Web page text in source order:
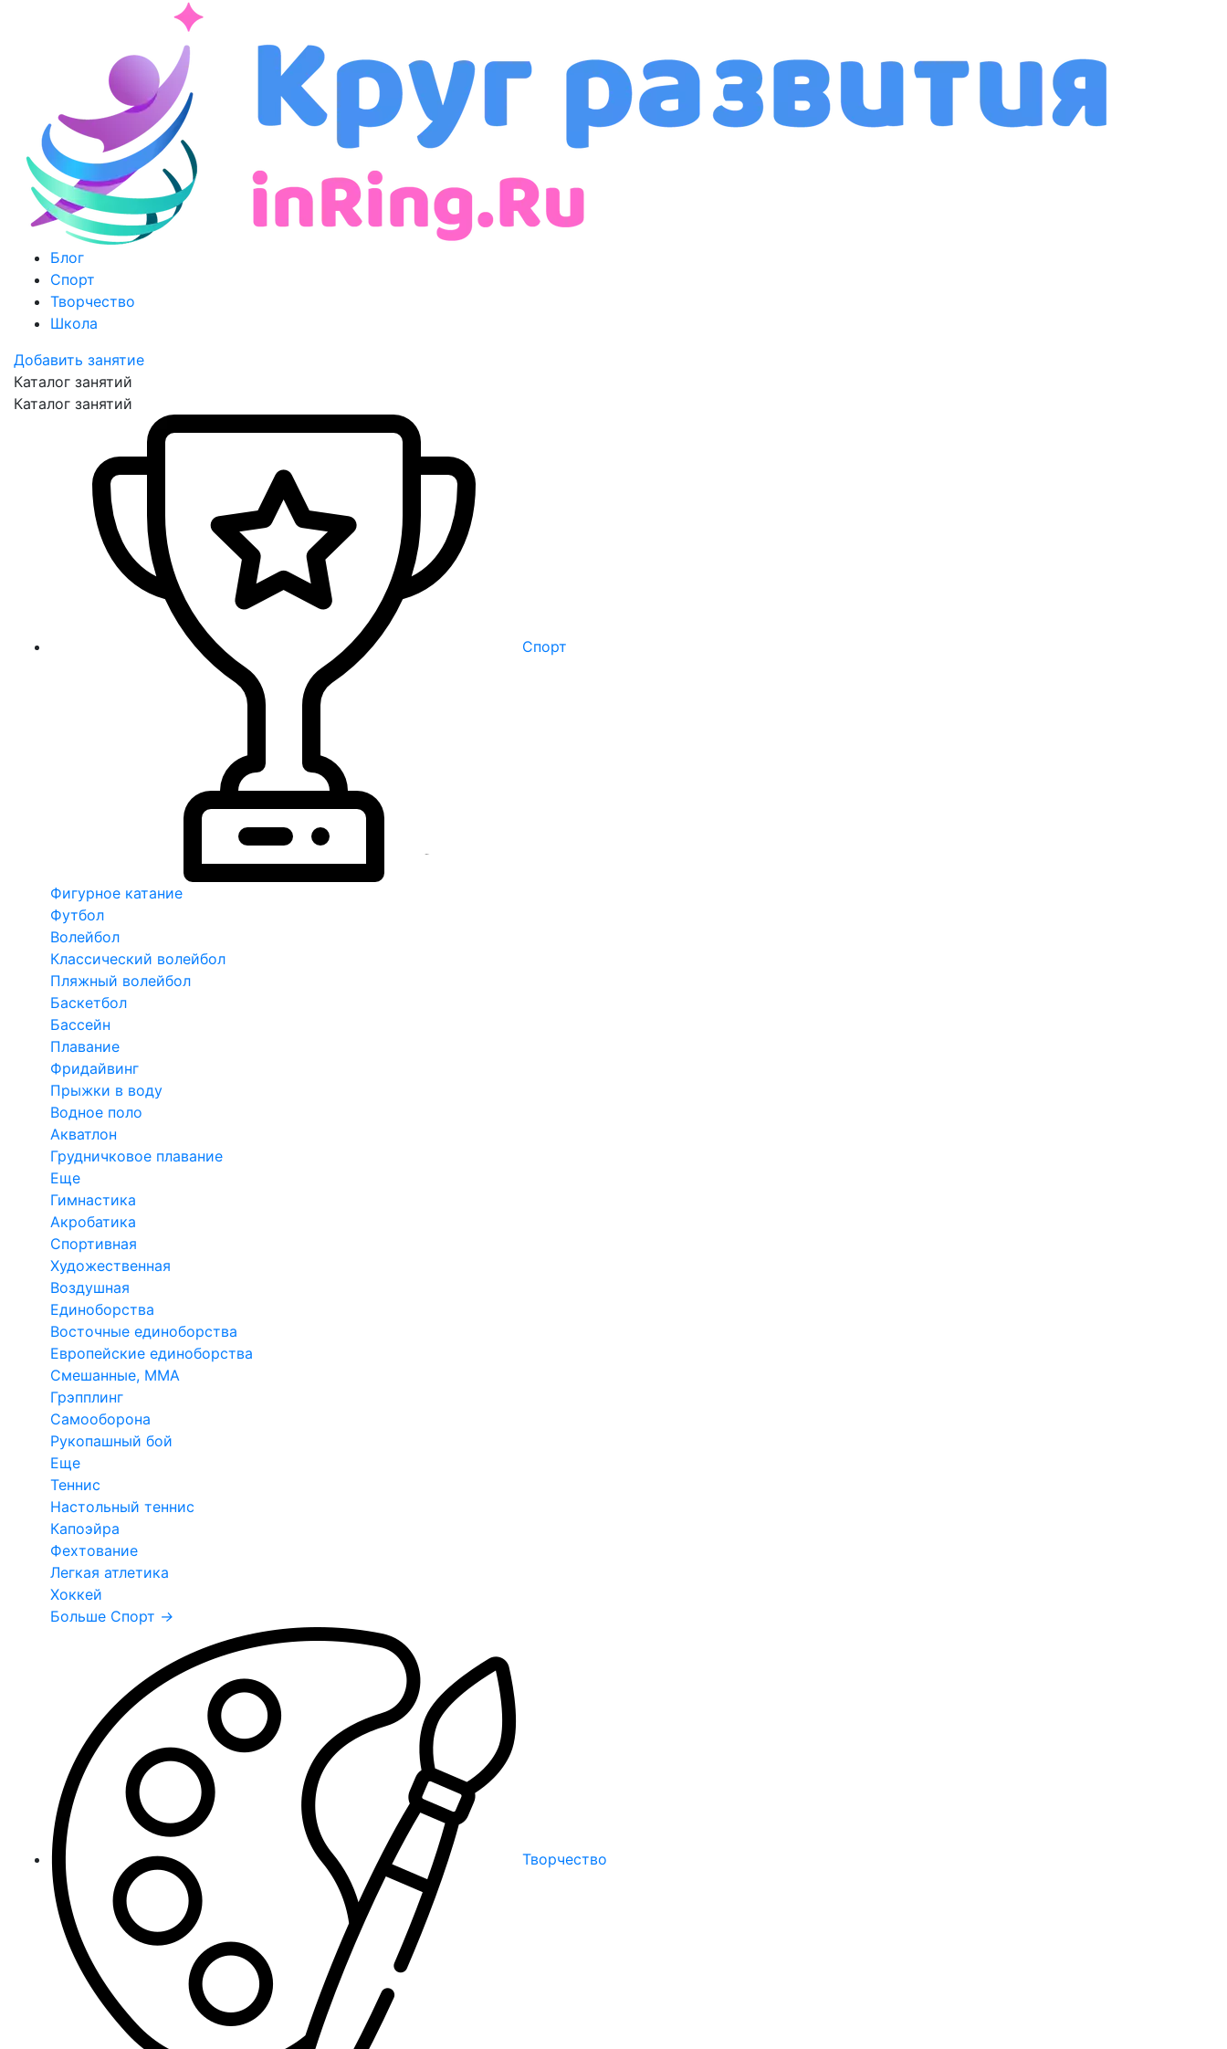
Блог
Спорт
Творчество
Школа
Добавить занятие
Каталог занятий
Каталог занятий
Спорт
Фигурное катание
Футбол
Волейбол
Классический волейбол
Пляжный волейбол
Баскетбол
Бассейн
Плавание
Фридайвинг
Прыжки в воду
Водное поло
Акватлон
Грудничковое плавание
Еще
Гимнастика
Акробатика
Спортивная
Художественная
Воздушная
Единоборства
Восточные единоборства
Европейские единоборства
Смешанные, ММА
Грэпплинг
Самооборона
Рукопашный бой
Еще
Теннис
Настольный теннис
Капоэйра
Фехтование
Легкая атлетика
Хоккей
Больше Спорт →
Творчество